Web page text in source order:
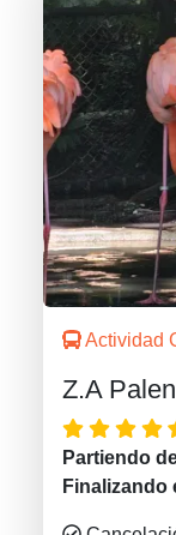
Actividad
Z.A
Partiendo
Finalizando